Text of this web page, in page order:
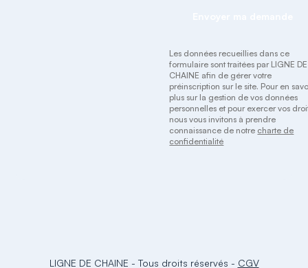
Les données recueillies dans ce
formulaire sont traitées par LIGNE DE
CHAINE afin de gérer votre
préinscription sur le site. Pour en
plus sur la gestion de vos données
personnelles et pour exercer vos
nous vous invitons à prendre
connaissance de notre charte de
confidentialité
LIGNE DE CHAINE - Tous droits réservés - CGV